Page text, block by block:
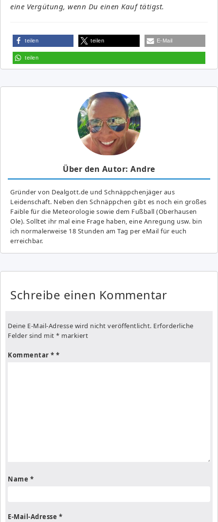
eine Vergütung, wenn Du einen Kauf tätigst.
teilen teilen E-Mail
teilen
Über den Autor: Andre
Gründer von Dealgott.de und Schnäppchenjäger aus
Leidenschaft. Neben den Schnäppchen gibt es noch ein großes
Fai­ble für die Meteorologie sowie dem Fußball (Oberhausen
Ole). Solltet ihr mal eine Frage haben, eine Anregung usw. bin
ich normalerweise 18 Stunden am Tag per eMail für euch
erreichbar.
Schreibe einen Kommentar
Deine E-Mail-Adresse wird nicht veröffentlicht. Erforderliche
Felder sind mit * markiert
Kommentar *
Name *
E-Mail-Adresse *